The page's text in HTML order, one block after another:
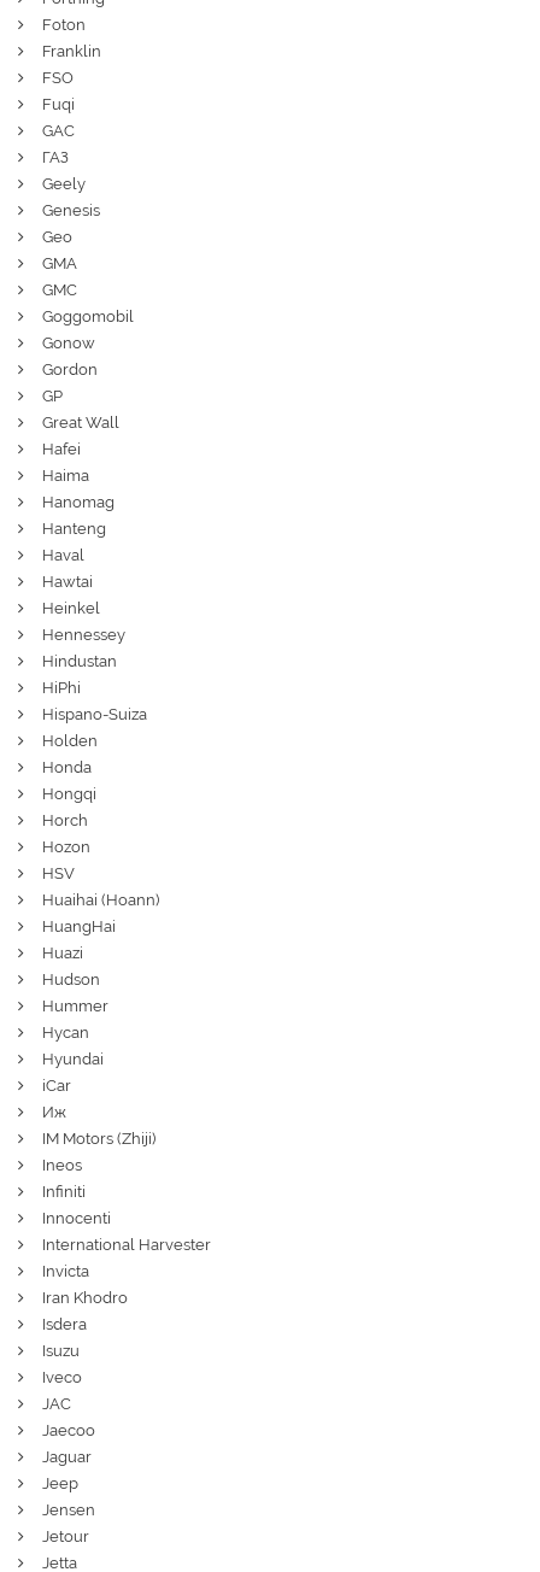
Foton
Franklin
FSO
Fuqi
GAC
ГАЗ
Geely
Genesis
Geo
GMA
GMC
Goggomobil
Gonow
Gordon
GP
Great Wall
Hafei
Haima
Hanomag
Hanteng
Haval
Hawtai
Heinkel
Hennessey
Hindustan
HiPhi
Hispano-Suiza
Holden
Honda
Hongqi
Horch
Hozon
HSV
Huaihai (Hoann)
HuangHai
Huazi
Hudson
Hummer
Hycan
Hyundai
iCar
Иж
IM Motors (Zhiji)
Ineos
Infiniti
Innocenti
International Harvester
Invicta
Iran Khodro
Isdera
Isuzu
Iveco
JAC
Jaecoo
Jaguar
Jeep
Jensen
Jetour
Jetta